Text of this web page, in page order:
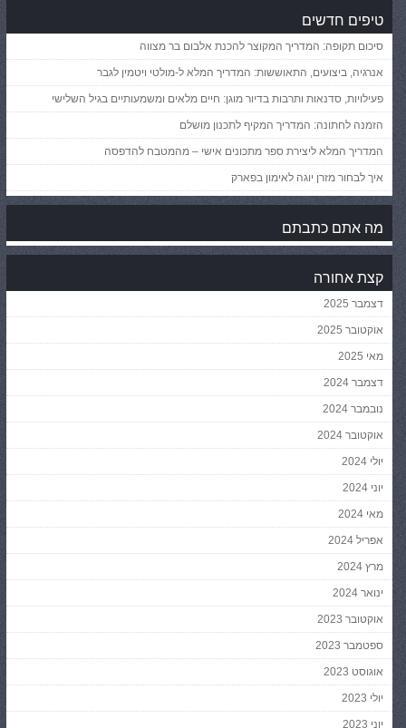
טיפים חדשים
סיכום תקופה: המדריך המקוצר להכנת אלבום בר מצווה
אנרגיה, ביצועים, התאוששות: המדריך המלא ל-מולטי ויטמין לגבר
פעילויות, סדנאות ותרבות בדיור מוגן: חיים מלאים ומשמעותיים בגיל השלישי
הזמנה לחתונה: המדריך המקיף לתכנון מושלם
המדריך המלא ליצירת ספר מתכונים אישי – מהמטבח להדפסה
איך לבחור מזרן יוגה לאימון בפארק
מה אתם כתבתם
קצת אחורה
דצמבר 2025
אוקטובר 2025
מאי 2025
דצמבר 2024
נובמבר 2024
אוקטובר 2024
יולי 2024
יוני 2024
מאי 2024
אפריל 2024
מרץ 2024
ינואר 2024
אוקטובר 2023
ספטמבר 2023
אוגוסט 2023
יולי 2023
יוני 2023